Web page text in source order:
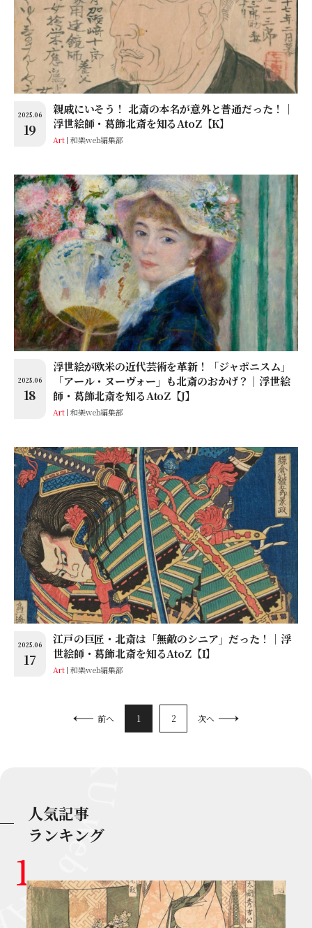
2025.06
19
親戚にいそう！ 北斎の本名が意外と普通だった！│
浮世絵師・葛飾北斎を知るAtoZ【K】
Art 和樂web編集部
2025.06
18
浮世絵が欧米の近代芸術を革新！「ジャポニスム」
「アール・ヌーヴォー」も北斎のおかげ？│浮世絵
師・葛飾北斎を知るAtoZ【J】
Art 和樂web編集部
2025.06
17
江戸の巨匠・北斎は「無敵のシニア」だった！│浮
世絵師・葛飾北斎を知るAtoZ【I】
Art 和樂web編集部
前へ 1 2 次へ
人気記事
ランキング